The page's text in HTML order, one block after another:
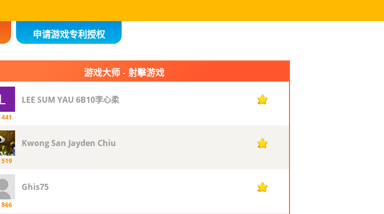
申请游戏专利授权
游戏大师 - 射擊游戏
441
LEE SUM YAU 6B10李心柔 23
519
Kwong San Jayden Chiu 23
866
Ghis75 23